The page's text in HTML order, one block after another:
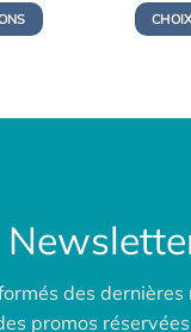
actuel
est :
139,00€.
des dernières
promos